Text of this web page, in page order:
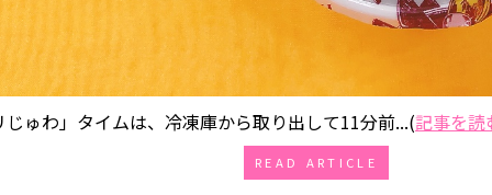
ゅわ」タイムは、冷凍庫から取り出して11分前...(記事を読
READ ARTICLE